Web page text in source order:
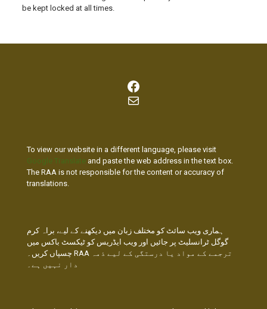
be kept locked at all times.
Facebook
Mail
To view our website in a different language, please visit
Google Translate and paste the web address in the text box.
The RAA is not responsible for the content or accuracy of
translations.
ہماری ویب سائٹ کو مختلف زبان میں دیکھنے کے لیے، براہ کرم
گوگل ٹرانسلیٹ پر جائیں اور ویب ایڈریس کو ٹیکسٹ باکس میں
چسپاں کریں۔ RAA ترجمے کے مواد یا درستگی کے لیے ذمہ
دار نہیں ہے۔